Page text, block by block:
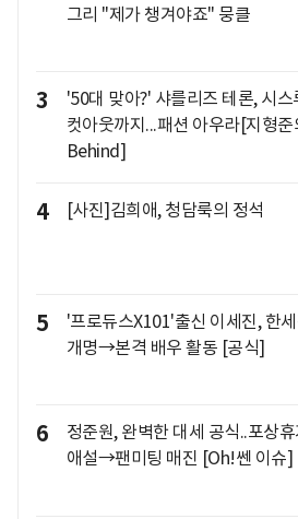
그리 "제가 챙겨야죠" 뭉클
3
'50대 맞아?' 샤를리즈 테론, 시스
컷아웃까지...패션 아우라[지형준
Behind]
4 [사진]김희애, 청담룩의 정석
5
'프로듀스X101'출신 이세진, 한
개명→본격 배우 활동 [공식]
6
정준원, 완벽한 대세 공식..포상
애설→팬미팅 매진 [Oh!쎈 이슈]